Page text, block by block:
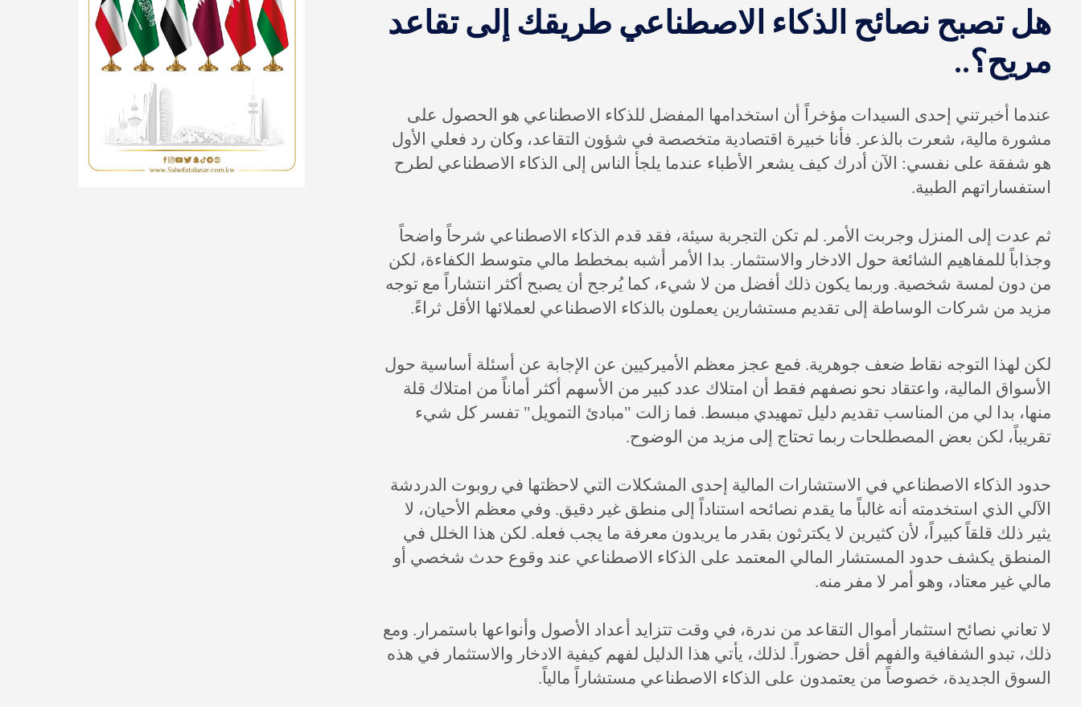
هل تصبح نصائح الذكاء الاصطناعي طريقك إلى تقاعد
مريح؟..
عندما أخبرتني إحدى السيدات مؤخراً أن استخدامها المفضل للذكاء الاصطناعي هو الحصول على
مشورة مالية، شعرت بالذعر. فأنا خبيرة اقتصادية متخصصة في شؤون التقاعد، وكان رد فعلي الأول
هو شفقة على نفسي: الآن أدرك كيف يشعر الأطباء عندما يلجأ الناس إلى الذكاء الاصطناعي لطرح
استفساراتهم الطبية.
ثم عدت إلى المنزل وجربت الأمر. لم تكن التجربة سيئة، فقد قدم الذكاء الاصطناعي شرحاً واضحاً
وجذاباً للمفاهيم الشائعة حول الادخار والاستثمار. بدا الأمر أشبه بمخطط مالي متوسط الكفاءة، لكن
من دون لمسة شخصية. وربما يكون ذلك أفضل من لا شيء، كما يُرجح أن يصبح أكثر انتشاراً مع توجه
مزيد من شركات الوساطة إلى تقديم مستشارين يعملون بالذكاء الاصطناعي لعملائها الأقل ثراءً.
لكن لهذا التوجه نقاط ضعف جوهرية. فمع عجز معظم الأميركيين عن الإجابة عن أسئلة أساسية حول
الأسواق المالية، واعتقاد نحو نصفهم فقط أن امتلاك عدد كبير من الأسهم أكثر أماناً من امتلاك قلة
منها، بدا لي من المناسب تقديم دليل تمهيدي مبسط. فما زالت "مبادئ التمويل" تفسر كل شيء
تقريباً، لكن بعض المصطلحات ربما تحتاج إلى مزيد من الوضوح.
حدود الذكاء الاصطناعي في الاستشارات المالية إحدى المشكلات التي لاحظتها في روبوت الدردشة
الآلي الذي استخدمته أنه غالباً ما يقدم نصائحه استناداً إلى منطق غير دقيق. وفي معظم الأحيان، لا
يثير ذلك قلقاً كبيراً، لأن كثيرين لا يكترثون بقدر ما يريدون معرفة ما يجب فعله. لكن هذا الخلل في
المنطق يكشف حدود المستشار المالي المعتمد على الذكاء الاصطناعي عند وقوع حدث شخصي أو
مالي غير معتاد، وهو أمر لا مفر منه.
لا تعاني نصائح استثمار أموال التقاعد من ندرة، في وقت تتزايد أعداد الأصول وأنواعها باستمرار. ومع
ذلك، تبدو الشفافية والفهم أقل حضوراً. لذلك، يأتي هذا الدليل لفهم كيفية الادخار والاستثمار في هذه
السوق الجديدة، خصوصاً من يعتمدون على الذكاء الاصطناعي مستشاراً مالياً.